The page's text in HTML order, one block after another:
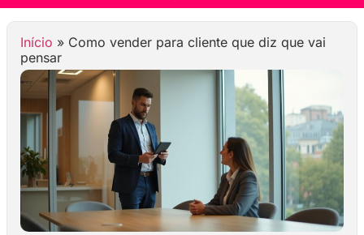
Início » Como vender para cliente que diz que vai
pensar